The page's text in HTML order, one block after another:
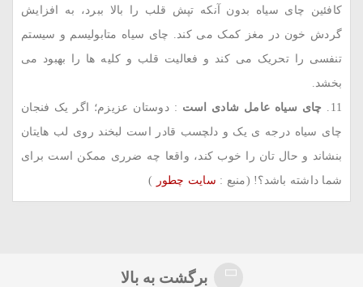
کافئین چای سیاه بدون آنکه تپش قلب را بالا ببرد، به افزایش
گردش خون در مغز کمک می ‌کند. چای سیاه متابولیسم و سیستم
تنفسی را تحریک می ‌کند و فعالیت قلب و کلیه‌ ها را بهبود می
‌بخشد.
چای سیاه عامل شادی است : دوستان عزیزم؛ اگر یک فنجان
چای سیاه درجه‌ ی یک و دلچسب قادر است لبخند روی لب ‌هایتان
بنشاند و حال‌ تان را خوب کند، واقعا چه ضرری ممکن است برای
شما داشته باشد؟! (منبع : سایت چطور )
برگشت به بالا